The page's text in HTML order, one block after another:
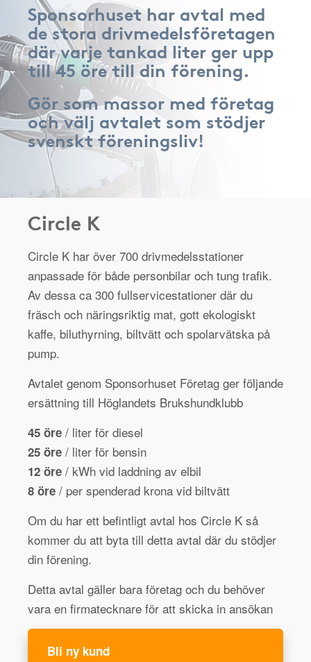
Sponsorhuset har avtal med
de stora drivmedelsföretagen
där varje tankad liter ger upp
till 45 öre till din förening.
Gör som massor med företag
och välj avtalet som stödjer
svenskt föreningsliv!
Circle K
Circle K har över 700 drivmedelsstationer
anpassade för både personbilar och tung trafik.
Av dessa ca 300 fullservicestationer där du
fräsch och näringsriktig mat, gott ekologiskt
kaffe, biluthyrning, biltvätt och spolarvätska på
pump.
Avtalet genom Sponsorhuset Företag ger följande
ersättning till Höglandets Brukshundklubb
45 öre / liter för diesel
25 öre / liter för bensin
12 öre / kWh vid laddning av elbil
8 öre / per spenderad krona vid biltvätt
Om du har ett befintligt avtal hos Circle K så
kommer du att byta till detta avtal där du stödjer
din förening.
Detta avtal gäller bara företag och du behöver
vara en firmatecknare för att skicka in ansökan
Bli ny kund